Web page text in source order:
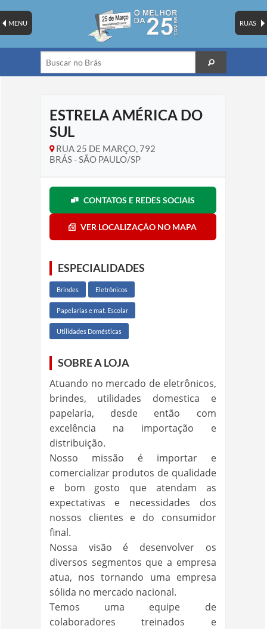
RUAS
MENU
ESTRELA AMÉRICA DO
SUL
RUA 25 DE MARÇO, 792
BRÁS - SÃO PAULO/SP
CONTATOS E REDES SOCIAIS
VER LOCALIZAÇÃO NO MAPA
ESPECIALIDADES
Brindes Eletrônicos
Papelarias e mat. Escolar
Utilidades Domésticas
SOBRE A LOJA
Atuando no mercado de eletrônicos,
brindes, utilidades domestica e
papelaria, desde então com
excelência na importação e
distribuição.
Nosso missão é importar e
comercializar produtos de qualidade
e bom gosto que atendam as
expectativas e necessidades dos
nossos clientes e do consumidor
final.
Nossa visão é desenvolver os
diversos segmentos que a empresa
atua, nos tornando uma empresa
sólida no mercado nacional.
Temos uma equipe de
colaboradores treinados e